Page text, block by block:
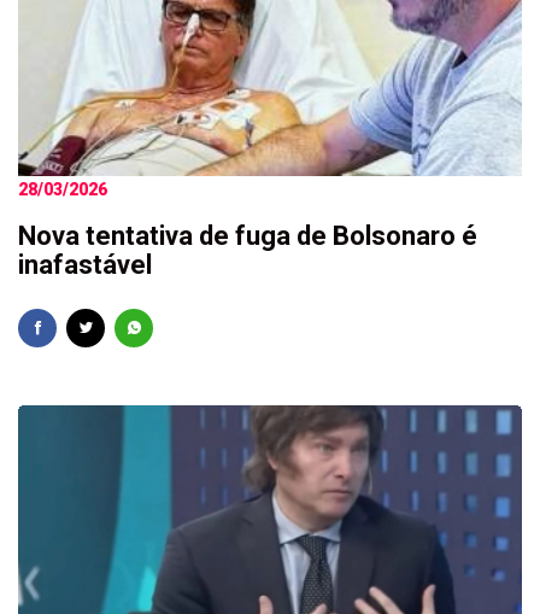
28/03/2026
Nova tentativa de fuga de Bolsonaro é
inafastável